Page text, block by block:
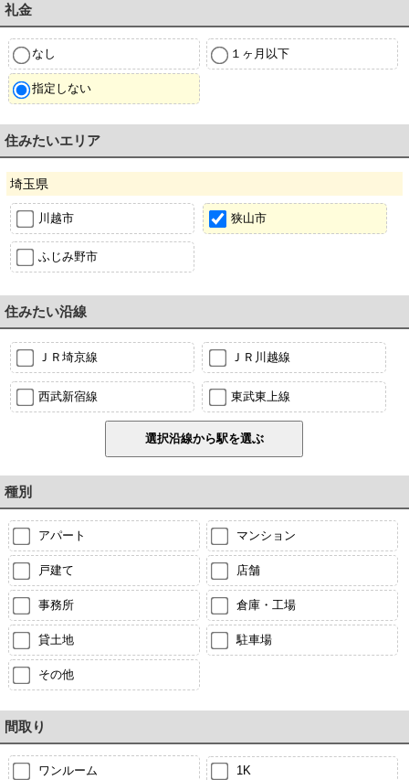
礼金
なし １ヶ月以下
指定しない
住みたいエリア
埼玉県
川越市 狭山市
ふじみ野市
住みたい沿線
ＪＲ埼京線 ＪＲ川越線
西武新宿線 東武東上線
種別
アパート マンション
戸建て 店舗
事務所 倉庫・工場
貸土地 駐車場
その他
間取り
ワンルーム 1K